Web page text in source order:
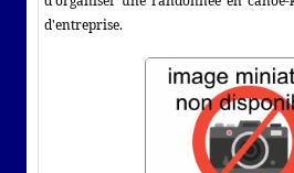
d'entreprise.